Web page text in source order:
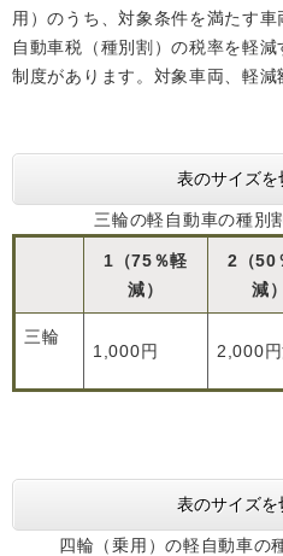
用）のうち、対象条件を満たす
自動車税（種別割）の税率を軽
制度があります。対象車両、軽減
表のサイズを
三輪の軽自動車の種別
1（75％軽
減）
2（50
減）
三輪
1,000円 2,000円
表のサイズを
四輪（乗用）の軽自動車の